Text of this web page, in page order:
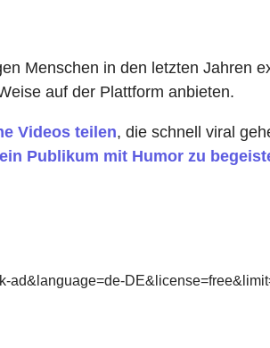
Menschen in den letzten Jahren
auf der Plattform anbieten.
Videos teilen, die schnell viral
Publikum mit Humor zu
ad&language=de-